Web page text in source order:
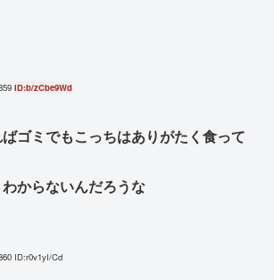
ID:b/zCbe9Wd
ゴミでもこっちはありがたく食って
からないんだろうな
ID:r0v1yI/Cd